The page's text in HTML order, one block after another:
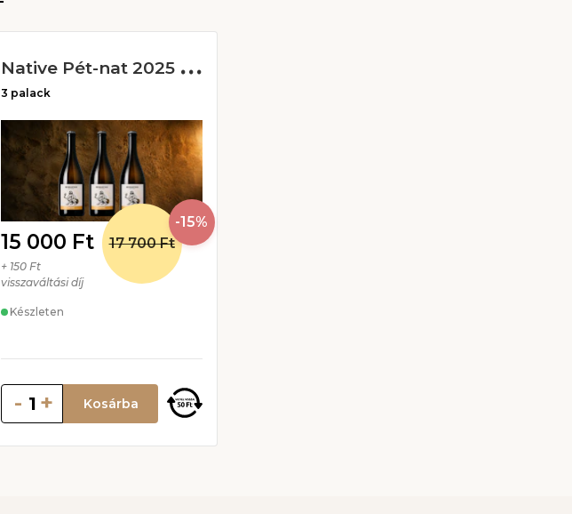
N
ative Pét-nat 2025 Borcsomag
3 palack
15 000 Ft
+ 150 Ft
visszaváltási díj
Készleten
17 700 Ft
-15%
- + Kosárba